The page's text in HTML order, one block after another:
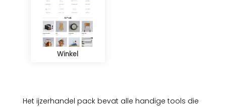
Het ijzerhandel pack bevat alle handige tools die
Winkel